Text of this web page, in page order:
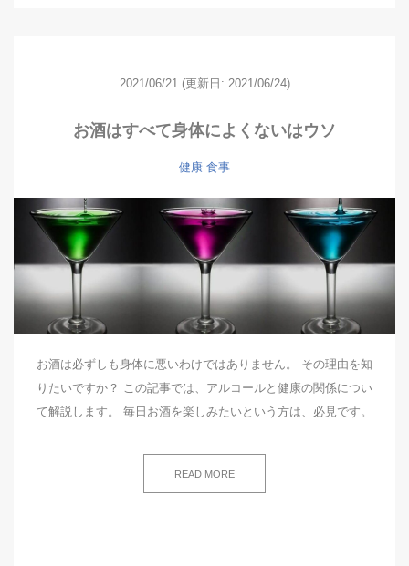
2021/06/21 (更新日: 2021/06/24)
お酒はすべて身体によくないはウソ
健康 食事
お酒は必ずしも身体に悪いわけではありません。 その理由を知
りたいですか？ この記事では、アルコールと健康の関係につい
て解説します。 毎日お酒を楽しみたいという方は、必見です。
READ MORE